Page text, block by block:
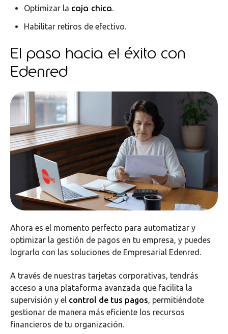
Optimizar la caja chica
Habilitar retiros de efectivo.
El paso hacia el éxito con
Edenred
Ahora es el momento perfecto para automatizar y
optimizar la gestión de pagos en tu empresa, y puedes
lograrlo con las soluciones de Empresarial Edenred.
A través de nuestras tarjetas corporativas, tendrás
acceso a una plataforma avanzada que facilita la
supervisión y el control de tus pagos, permitiéndote
gestionar de manera más eficiente los recursos
financieros de tu organización.